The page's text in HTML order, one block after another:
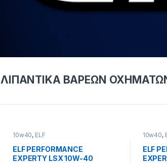
ΛΙΠΑΝΤΙΚΑ ΒΑΡΕΩΝ
10w40, ELF
ELF PERFORMANCE
EXPERTY LSX 10W-40
10w40,
ELF